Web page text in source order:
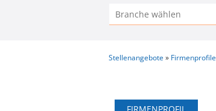
Stellenangebote Firmenprofile